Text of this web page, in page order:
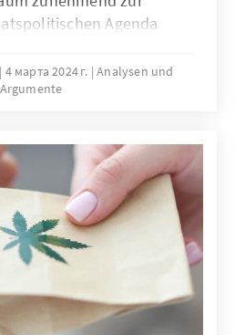
Agenda
möglicher Operationsziele
Signaling,
und Propaganda.
4 марта 2024 г. Analysen und
Argumente